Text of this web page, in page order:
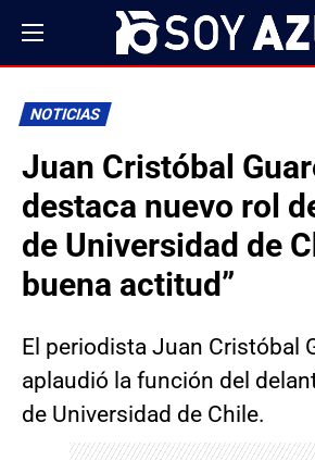
NOTICIAS
Juan Cristóbal
destaca nuevo rol
de Universidad de
buena actitud”
El periodista Juan Cristóbal
aplaudió la función del
de Universidad de Chile.